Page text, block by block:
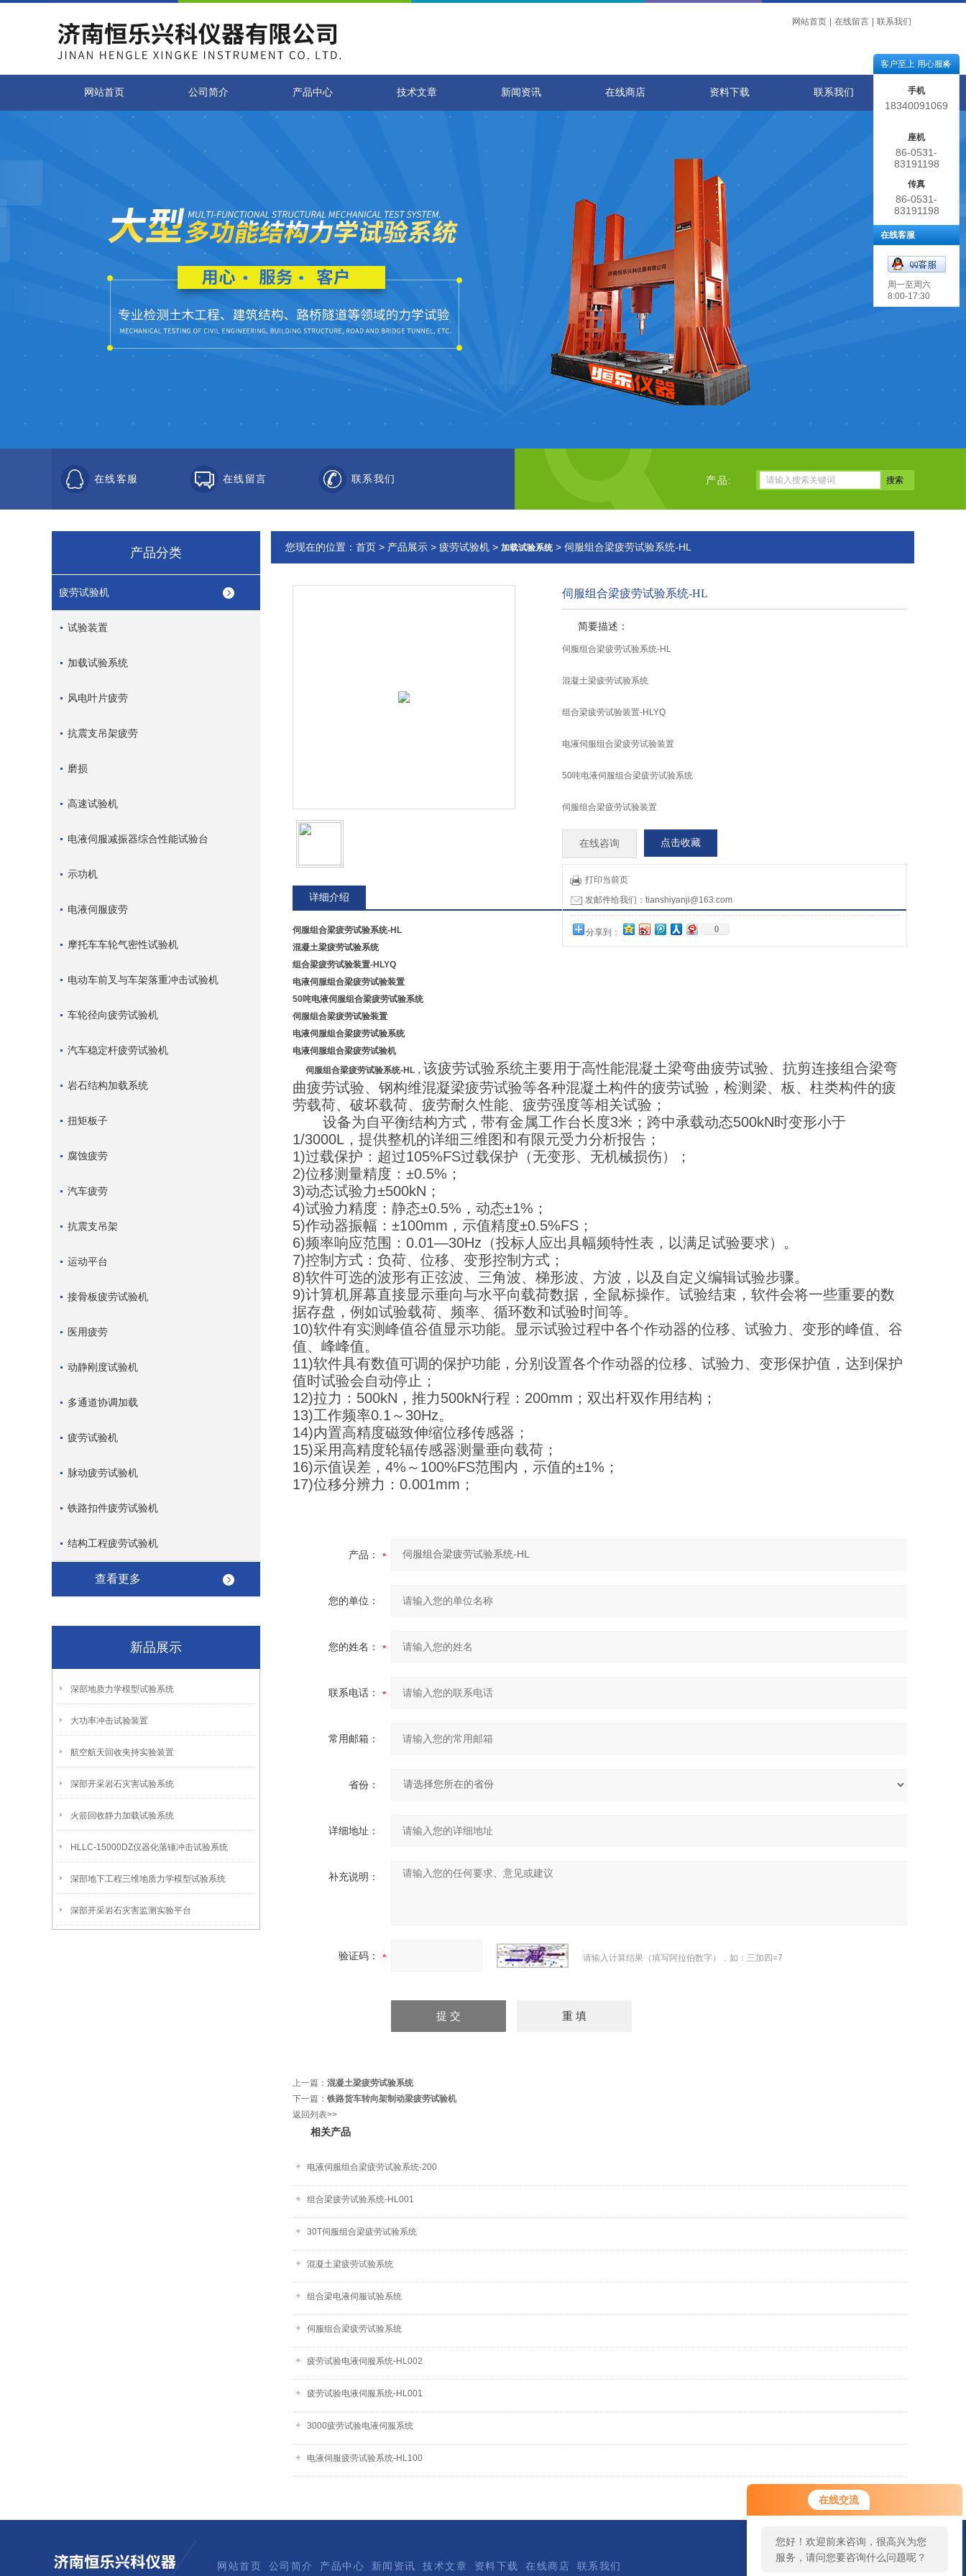
在线交流
您好！欢迎前来咨询，很高兴为您
服务，请问您要咨询什么问题呢？
网站首页 在线留言 联系我们
网站首页 公司简介 产品中心 技术文章 新闻资讯 在线商店 资料下载 联系我们
在线客服 在线留言 联系我们 产品:
产品分类
疲劳试验机
试验装置
加载试验系统
风电叶片疲劳
抗震支吊架疲劳
磨损
高速试验机
电液伺服减振器综合性能试验台
示功机
电液伺服疲劳
摩托车车轮气密性试验机
电动车前叉与车架落重冲击试验机
车轮径向疲劳试验机
汽车稳定杆疲劳试验机
岩石结构加载系统
扭矩板子
腐蚀疲劳
汽车疲劳
抗震支吊架
运动平台
接骨板疲劳试验机
医用疲劳
动静刚度试验机
多通道协调加载
疲劳试验机
脉动疲劳试验机
铁路扣件疲劳试验机
结构工程疲劳试验机
查看更多
新品展示
深部地质力学模型试验系统
大功率冲击试验装置
航空航天回收夹持实验装置
深部开采岩石灾害试验系统
火箭回收静力加载试验系统
HLLC-15000DZ仪器化落锤冲击试验系统
深部地下工程三维地质力学模型试验系统
深部开采岩石灾害监测实验平台
您现在的位置： 首页 > 产品展示 > 疲劳试验机 > 加载试验系统> 伺服组合梁疲劳试验系统-HL
伺服组合梁疲劳试验系统-HL
简要描述：
伺服组合梁疲劳试验系统-HL
混凝土梁疲劳试验系统
组合梁疲劳试验装置-HLYQ
电液伺服组合梁疲劳试验装置
50吨电液伺服组合梁疲劳试验系统
伺服组合梁疲劳试验装置
在线咨询 点击收藏
打印当前页
发邮件给我们：tianshiyanji@163.com
分享到： 0
详细介绍
伺服组合梁疲劳试验系统-HL
混凝土梁疲劳试验系统
组合梁疲劳试验装置-HLYQ
电液伺服组合梁疲劳试验装置
50吨电液伺服组合梁疲劳试验系统
伺服组合梁疲劳试验装置
电液伺服组合梁疲劳试验系统
电液伺服组合梁疲劳试验机
伺服组合梁疲劳试验系统-HL ， 该疲劳试验系统主要用于高性能混凝土梁弯曲疲劳试验、抗剪连接组合梁弯
曲疲劳试验、钢构维混凝梁疲劳试验等各种混凝土构件的疲劳试验，检测梁、板、柱类构件的疲
劳载荷、破坏载荷、疲劳耐久性能、疲劳强度等相关试验；
设备为自平衡结构方式，带有金属工作台长度3米；跨中承载动态500kN时变形小于
1/3000L，提供整机的详细三维图和有限元受力分析报告；
1)过载保护：超过105%FS过载保护（无变形、无机械损伤）；
2)位移测量精度：±0.5%；
3)动态试验力±500kN；
4)试验力精度：静态±0.5%，动态±1%；
5)作动器振幅：±100mm，示值精度±0.5%FS；
6)频率响应范围：0.01—30Hz（投标人应出具幅频特性表，以满足试验要求）。
7)控制方式：负荷、位移、变形控制方式；
8)软件可选的波形有正弦波、三角波、梯形波、方波，以及自定义编辑试验步骤。
9)计算机屏幕直接显示垂向与水平向载荷数据，全鼠标操作。试验结束，软件会将一些重要的数
据存盘，例如试验载荷、频率、循环数和试验时间等。
10)软件有实测峰值谷值显示功能。显示试验过程中各个作动器的位移、试验力、变形的峰值、谷
值、峰峰值。
11)软件具有数值可调的保护功能，分别设置各个作动器的位移、试验力、变形保护值，达到保护
值时试验会自动停止；
12)拉力：500kN，推力500kN行程：200mm；双出杆双作用结构；
13)工作频率0.1～30Hz。
14)内置高精度磁致伸缩位移传感器；
15)采用高精度轮辐传感器测量垂向载荷；
16)示值误差，4%～100%FS范围内，示值的±1%；
17)位移分辨力：0.001mm；
产品：
您的单位：
您的姓名：
联系电话：
常用邮箱：
省份：
详细地址：
补充说明：
验证码： 请输入计算结果（填写阿拉伯数字），如：三加四=7
上一篇： 混凝土梁疲劳试验系统
下一篇： 铁路货车转向架制动梁疲劳试验机
返回列表>>
相关产品
电液伺服组合梁疲劳试验系统-200
组合梁疲劳试验系统-HL001
30T伺服组合梁疲劳试验系统
混凝土梁疲劳试验系统
组合梁电液伺服试验系统
伺服组合梁疲劳试验系统
疲劳试验电液伺服系统-HL002
疲劳试验电液伺服系统-HL001
3000疲劳试验电液伺服系统
电液伺服疲劳试验系统-HL100
网站首页 公司简介 产品中心 新闻资讯 技术文章 资料下载 在线商店 联系我们
客户至上 用心服务
手机
18340091069
座机
86-0531-
83191198
传真
86-0531-
83191198
在线客服
周一至周六
8:00-17:30